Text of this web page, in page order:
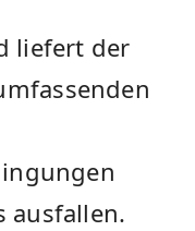
liefert der
ausfallen.